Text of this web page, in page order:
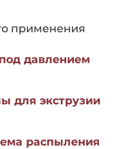
применения
давлением
для экструзии
распыления